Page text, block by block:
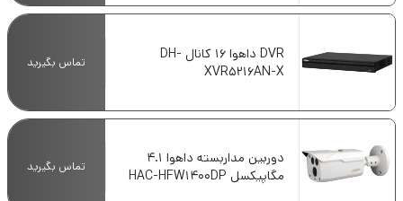
DVR داهوا 16 کانال DH-
XVR5216AN-X
تماس بگیرید
دوربین مداربسته داهوا 4.1
مگاپیکسل HAC-HFW1400DP
تماس بگیرید